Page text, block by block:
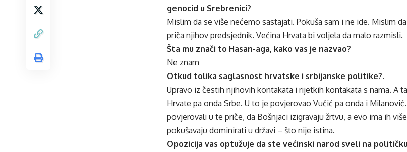
genocid u Srebrenici?
Mislim da se više nećemo sastajati. Pokuša sam i ne ide. Mislim
priča njihov predsjednik. Većina Hrvata bi voljela da malo razmisli.
Šta mu znači to Hasan-aga, kako vas je nazvao?
Ne znam
Otkud tolika saglasnost hrvatske i srbijanske politike?.
Upravo iz čestih njihovih kontakata i rijetkih kontakata s nama. A
Hrvate pa onda Srbe. U to je povjerovao Vučić pa onda i
povjerovali u te priče, da Bošnjaci izigravaju žrtvu, a evo ima ih
pokušavaju dominirati u državi – što nije istina.
Opozicija vas optužuje da ste većinski narod sveli na